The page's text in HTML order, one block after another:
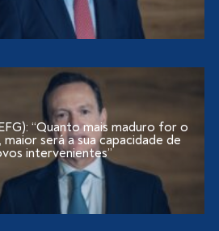
“Quanto mais maduro for o
será a sua capacidade de
intervenientes”